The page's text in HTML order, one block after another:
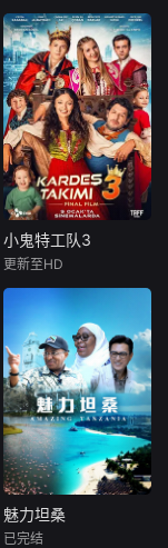
张雪菡
患有妄想症的
警察张天盛遇上一
起离奇的神像杀人
事件，勘案过程
中，牵引出“婴胎报
仇”，“娘娘索命”等
一连串妖异事件，
张天盛虽被种种诡
怪幻象阻碍，却坚
信这是藏在迷信后
向封建传统宣战，
敢于
小鬼特工队3
Kasabalı
讲述了阿斯勒和塞
尔坎在休产假期间
接到紧急电话，被
迫穿越时空，带着
孩子们踏上迄今为
止最具挑战性的任
务。
小鬼特工队3
更新至HD
魅力坦桑
魅力坦桑
已完结